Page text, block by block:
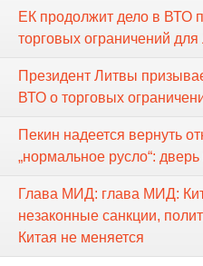
ЕК продолжит дело в ВТО
торговых ограничений
Президент Литвы
ВТО о торговых
Пекин надеется вернуть
„нормальное русло“: дверь
Глава МИД: глава МИД:
незаконные санкции,
Китая не меняется